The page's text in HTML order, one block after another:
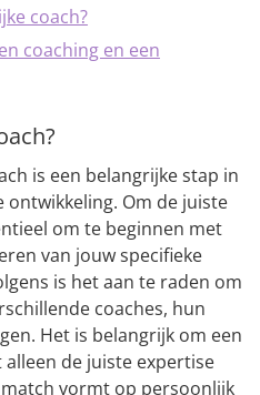
coach?
coaching en een
is een belangrijke stap in
Om de juiste
om te beginnen met
van jouw specifieke
is het aan te raden om
coaches, hun
Het is belangrijk om een
de juiste expertise
vormt op persoonlijk